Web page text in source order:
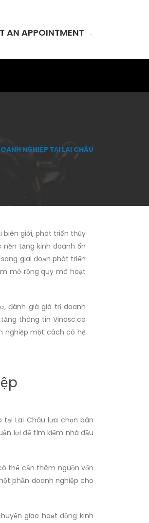
AN APPOINTMENT →
NGHIỆP TẠI LAI CHÂU
biên giới, phát triển thủy
tảng kinh doanh ổn
giai đoạn phát triển
mở rộng quy mô hoạt
đánh giá giá trị doanh
thông tin Vinasc.co
nghiệp một cách có hệ
Lai Châu lựa chọn bán
lợi để tìm kiếm nhà đầu
thể cần thêm nguồn vốn
phần doanh nghiệp cho
giao hoạt động kinh